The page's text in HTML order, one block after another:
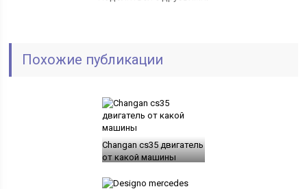
Похожие публикации
Changan cs35 двигатель
от какой машины